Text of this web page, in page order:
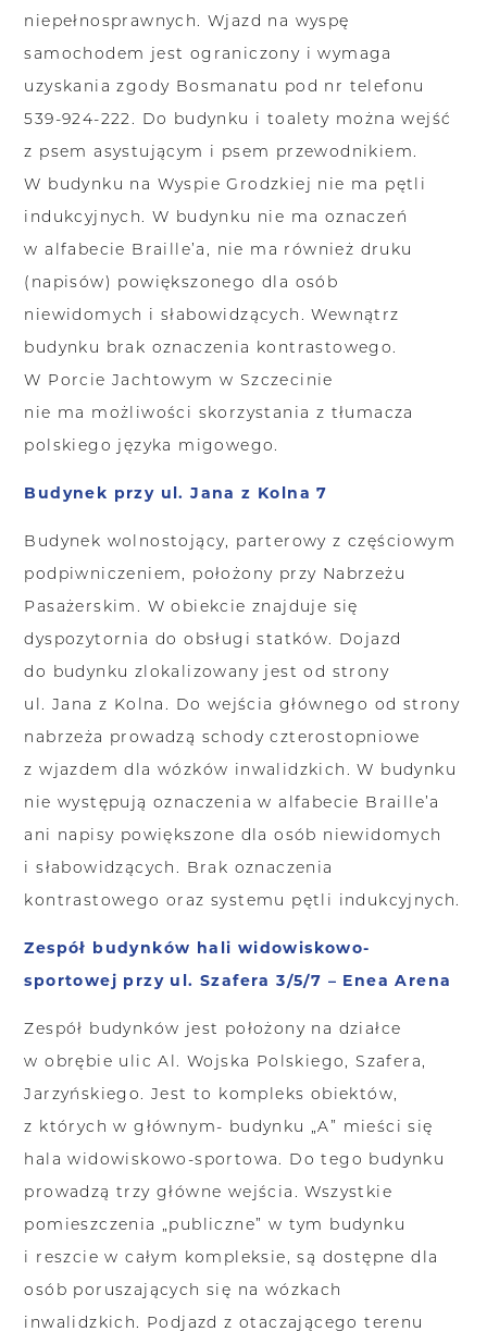
niepełnosprawnych. Wjazd na wyspę
samochodem jest ograniczony i wymaga
uzyskania zgody Bosmanatu pod nr telefonu
539-924-222. Do budynku i toalety można wejść
z psem asystującym i psem przewodnikiem.
W budynku na Wyspie Grodzkiej nie ma pętli
indukcyjnych. W budynku nie ma oznaczeń
w alfabecie Braille’a, nie ma również druku
(napisów) powiększonego dla osób
niewidomych i słabowidzących. Wewnątrz
budynku brak oznaczenia kontrastowego.
W Porcie Jachtowym w Szczecinie
nie ma możliwości skorzystania z tłumacza
polskiego języka migowego.
Budynek przy ul. Jana z Kolna 7
Budynek wolnostojący, parterowy z częściowym
podpiwniczeniem, położony przy Nabrzeżu
Pasażerskim. W obiekcie znajduje się
dyspozytornia do obsługi statków. Dojazd
do budynku zlokalizowany jest od strony
ul. Jana z Kolna. Do wejścia głównego od strony
nabrzeża prowadzą schody czterostopniowe
z wjazdem dla wózków inwalidzkich. W budynku
nie występują oznaczenia w alfabecie Braille’a
ani napisy powiększone dla osób niewidomych
i słabowidzących. Brak oznaczenia
kontrastowego oraz systemu pętli indukcyjnych.
Zespół budynków hali widowiskowo-
sportowej przy ul. Szafera 3/5/7 – Enea Arena
Zespół budynków jest położony na działce
w obrębie ulic Al. Wojska Polskiego, Szafera,
Jarzyńskiego. Jest to kompleks obiektów,
z których w głównym- budynku „A” mieści się
hala widowiskowo-sportowa. Do tego budynku
prowadzą trzy główne wejścia. Wszystkie
pomieszczenia „publiczne” w tym budynku
i reszcie w całym kompleksie, są dostępne dla
osób poruszających się na wózkach
inwalidzkich. Podjazd z otaczającego terenu